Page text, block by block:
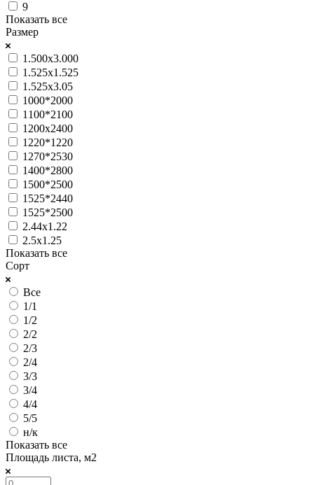
9
Показать все
Размер
1.500x3.000
1.525х1.525
1.525х3.05
1000*2000
1100*2100
1200х2400
1220*1220
1270*2530
1400*2800
1500*2500
1525*2440
1525*2500
2.44х1.22
2.5х1.25
Показать все
Сорт
Все
1/1
1/2
2/2
2/3
2/4
3/3
3/4
4/4
5/5
н/к
Показать все
Площадь листа, м2